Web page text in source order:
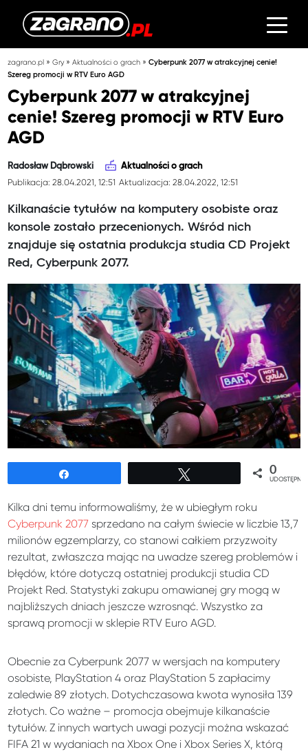
zagrano.pl »Gry»Aktualności o grach »Cyberpunk 2077 w atrakcyjnej cenie!
Szereg promocji w RTV Euro AGD
Cyberpunk 2077 w atrakcyjnej
cenie! Szereg promocji w RTV Euro
AGD
Radosław Dąbrowski Aktualności o grach
Publikacja: 28.04.2021, 12:51 Aktualizacja: 28.04.2022, 12:51
Kilkanaście tytułów na komputery osobiste oraz
konsole zostało przecenionych. Wśród nich
znajduje się ostatnia produkcja studia CD Projekt
Red, Cyberpunk 2077.
0
Kilka dni temu informowaliśmy, że w ubiegłym roku
Cyberpunk 2077 sprzedano na całym świecie w liczbie 13,7
milionów egzemplarzy, co stanowi całkiem przyzwoity
rezultat, zwłaszcza mając na uwadze szereg problemów i
błędów, które dotyczą ostatniej produkcji studia CD
Projekt Red. Statystyki zakupu omawianej gry mogą w
najbliższych dniach jeszcze wzrosnąć. Wszystko za
sprawą promocji w sklepie RTV Euro AGD.
Obecnie za Cyberpunk 2077 w wersjach na komputery
osobiste, PlayStation 4 oraz PlayStation 5 zapłacimy
zaledwie 89 złotych. Dotychczasowa kwota wynosiła 139
złotych. Co ważne – promocja obejmuje kilkanaście
tytułów. Z innych wartych uwagi pozycji można wskazać
FIFA 21 w wydaniach na Xbox One i Xbox Series X, którą